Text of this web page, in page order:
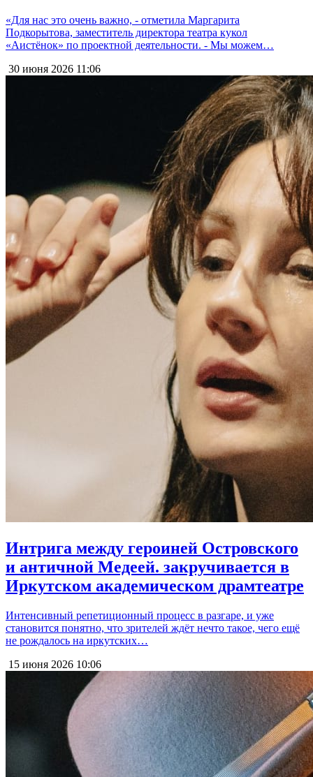
«Для нас это очень важно, - отметила Маргарита
Подкорытова, заместитель директора театра кукол
«Аистёнок» по проектной деятельности. - Мы можем…
30 июня 2026 11:06
Интрига между героиней Островского
и античной Медеей. закручивается в
Иркутском академическом драмтеатре
Интенсивный репетиционный процесс в разгаре, и уже
становится понятно, что зрителей ждёт нечто такое, чего ещё
не рождалось на иркутских…
15 июня 2026 10:06